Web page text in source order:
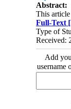
Abstract:
This article
Full-Text
Type of
Received:
Add
username